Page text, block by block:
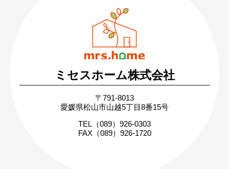
営業時間：月〜土 8:30 〜 17:30
日・祝 9:30 〜 17:30
無料相談・お問い合わせ
まずはお気軽にご相談ください
家づくりの疑問や不安にお答えします
ミセスホーム株式会社
〒791-8013
愛媛県松山市山越5丁目8番15号
TEL（089）926-0303
FAX（089）926-1720